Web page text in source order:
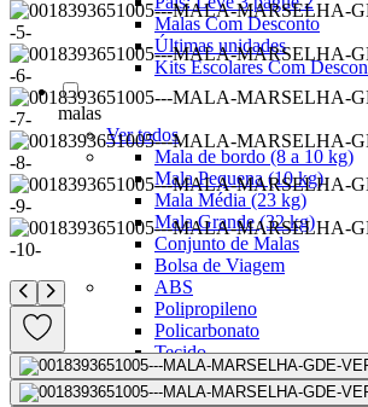
Malas Com Desconto
Últimas unidades
Kits Escolares Com
malas
Ver todos
Mala de bordo (8 a 10 kg)
Mala Pequena (10 kg)
Mala Média (23 kg)
Mala Grande (32 kg)
Conjunto de Malas
Bolsa de Viagem
ABS
Polipropileno
Policarbonato
Tecido
Para Levar à Bordo
Para Despachar